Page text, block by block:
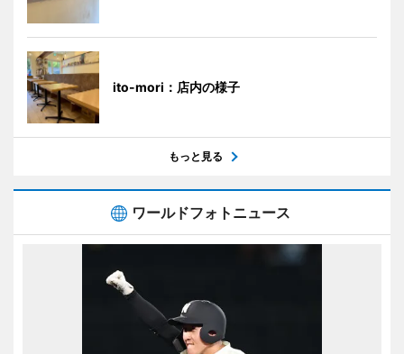
ito-mori：店内の様子
もっと見る
ワールドフォトニュース